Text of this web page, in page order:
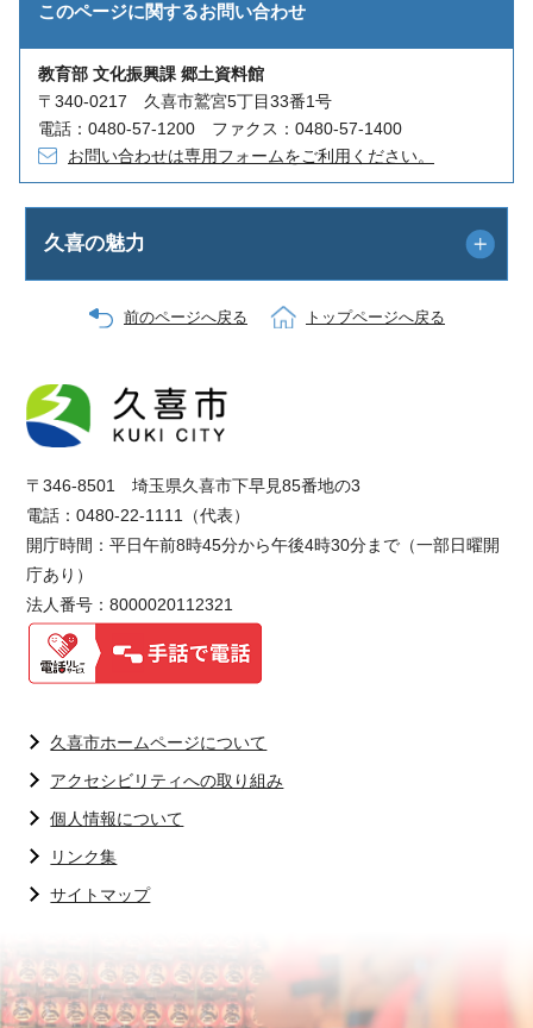
このページに関するお問い合わせ
教育部 文化振興課 郷土資料館
〒340-0217 久喜市鷲宮5丁目33番1号
電話：0480-57-1200 ファクス：0480-57-1400
お問い合わせは専用フォームをご利用ください。
久喜の魅力
前のページへ戻る トップページへ戻る
〒346-8501 埼玉県久喜市下早見85番地の3
電話：0480-22-1111（代表）
開庁時間：平日午前8時45分から午後4時30分まで（一部日曜開
庁あり）
法人番号：8000020112321
久喜市ホームページについて
アクセシビリティへの取り組み
個人情報について
リンク集
サイトマップ